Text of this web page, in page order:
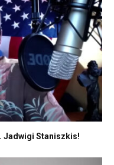
Jadwigi Staniszkis!